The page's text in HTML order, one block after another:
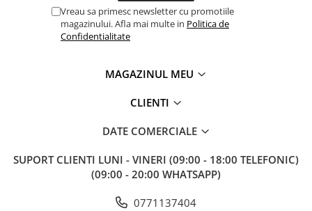
Vreau sa primesc newsletter cu promotiile
magazinului. Afla mai multe in Politica de
Confidentialitate
MAGAZINUL MEU
CLIENTI
DATE COMERCIALE
SUPORT CLIENTI LUNI - VINERI (09:00 - 18:00 TELEFONIC)
(09:00 - 20:00 WHATSAPP)
0771137404